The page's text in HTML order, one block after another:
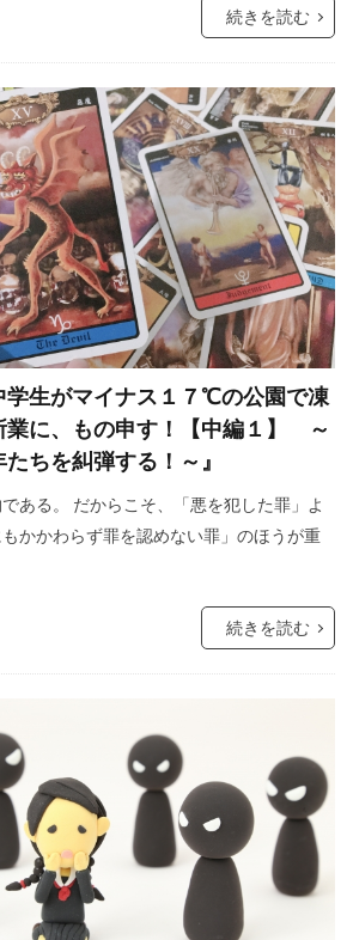
続きを読む
学生がマイナス１７℃の公園で凍
業に、もの申す！【中編１】 ～
ちを糾弾する！～』
ある。 だからこそ、「悪を犯した罪」よ
かかわらず罪を認めない罪」のほうが重
続きを読む